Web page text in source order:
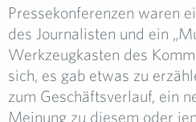
Pressekonferenzen waren
des Journalisten und ein
Werkzeugkasten des
sich, es gab etwas zu
zum Geschäftsverlauf, ein
Meinung zu diesem oder